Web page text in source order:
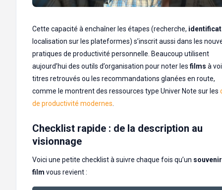
Cette capacité à enchaîner les étapes (recherche,
localisation sur les plateformes) s’inscrit aussi dans les
pratiques de productivité personnelle. Beaucoup utilisent
aujourd’hui des outils d’organisation pour noter les films à
titres retrouvés ou les recommandations glanées en route,
comme le montrent des ressources type Univer Note sur les
de productivité modernes
Checklist rapide : de la description au
visionnage
Voici une petite checklist à suivre chaque fois qu’un souvenir
film vous revient :